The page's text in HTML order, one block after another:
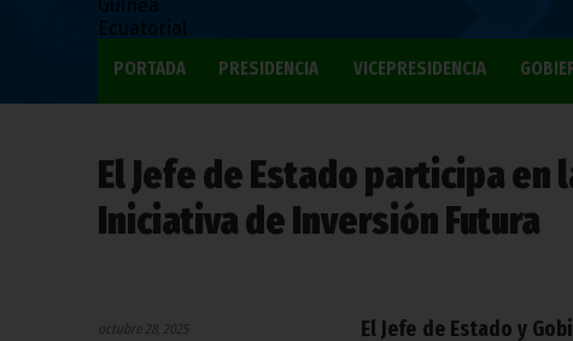
PORTADA PRESIDENCIA VICEPRESIDENCIA
El Jefe de Estado participa en
Iniciativa de Inversión Futura
octubre 28, 2025
El Jefe de Estado y